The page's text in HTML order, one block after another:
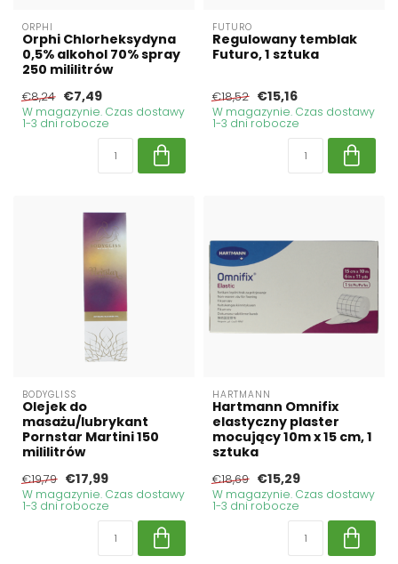
ORPHI
Orphi Chlorheksydyna
0,5% alkohol 70% spray
250 mililitrów
€8,24 €7,49
W magazynie. Czas dostawy
1-3 dni robocze
FUTURO
Regulowany temblak
Futuro, 1 sztuka
€18,52 €15,16
W magazynie. Czas dostawy
1-3 dni robocze
BODYGLISS
Olejek do
masażu/lubrykant
Pornstar Martini 150
mililitrów
€19,79 €17,99
W magazynie. Czas dostawy
1-3 dni robocze
HARTMANN
Hartmann Omnifix
elastyczny plaster
mocujący 10m x 15 cm, 1
sztuka
€18,69 €15,29
W magazynie. Czas dostawy
1-3 dni robocze